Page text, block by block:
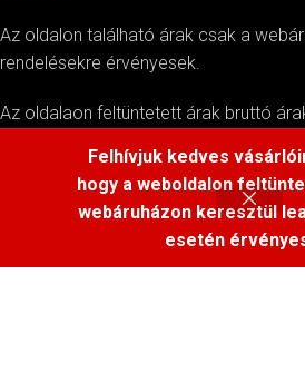
Felhívjuk kedves
hogy a weboldalon
webáruházon keresztül
esetén
Az oldalon található árak csak a
rendelésekre érvényesek.
Az oldalaon feltüntetett árak bruttó